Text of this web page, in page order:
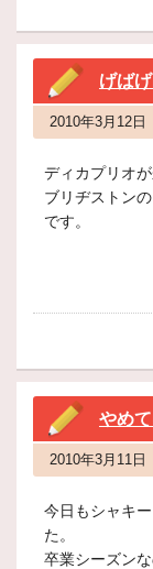
げば
2010年3月12日
ディカプリオ
ブリヂストン
です。
やめ
2010年3月11日
今日もシャキ
た。
卒業シーズン